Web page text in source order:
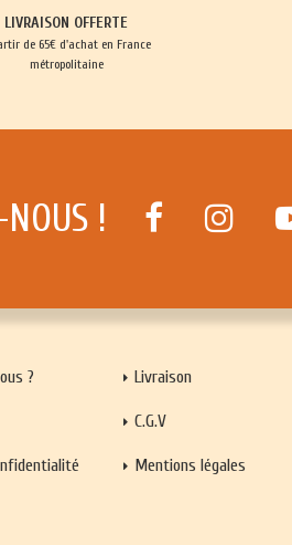
LIVRAISON OFFERTE
de 65€ d'achat en France
métropolitaine
!
? Livraison
C.G.V
Mentions légales